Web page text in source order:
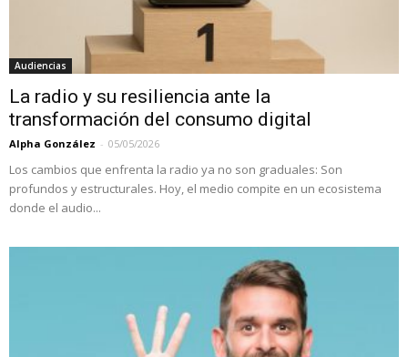
Audiencias
La radio y su resiliencia ante la
transformación del consumo digital
Alpha González - 05/05/2026
Los cambios que enfrenta la radio ya no son graduales: Son
profundos y estructurales. Hoy, el medio compite en un ecosistema
donde el audio...